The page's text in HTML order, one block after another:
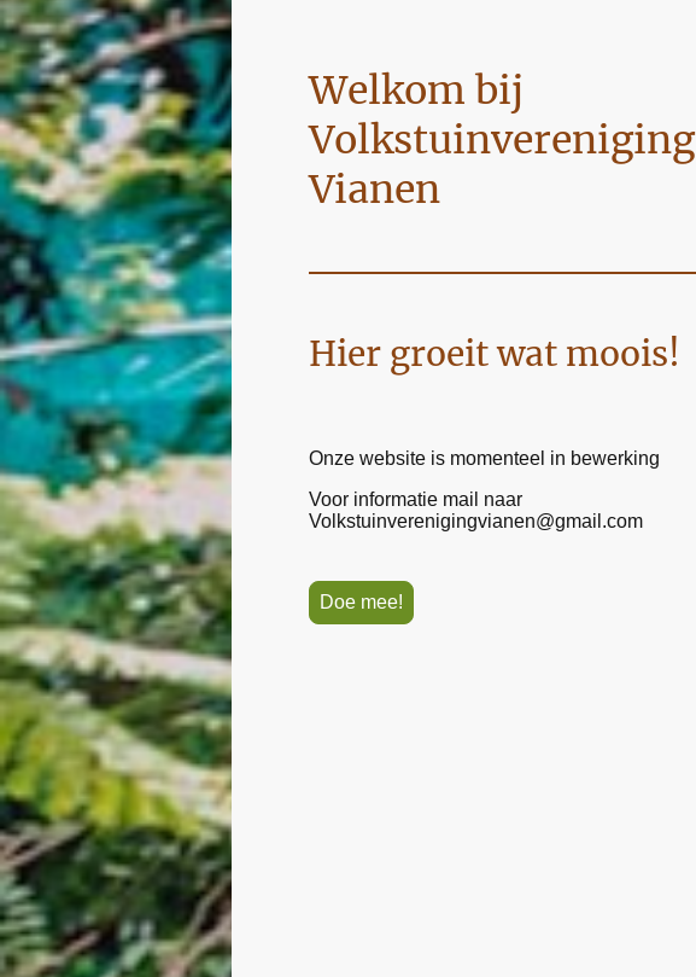
Welkom bij
Volkstuinvereniging
Vianen
Hier groeit wat moois!
Onze website is momenteel in bewerking
Voor informatie mail naar
Volkstuinverenigingvianen@gmail.com
Doe mee!